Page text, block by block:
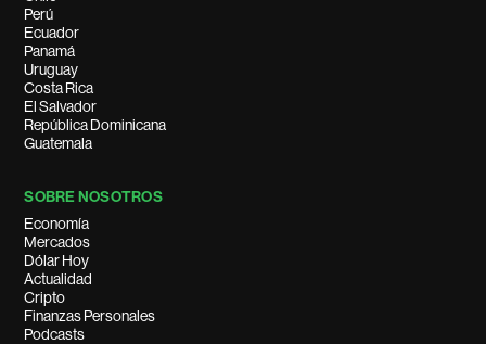
Perú
Ecuador
Panamá
Uruguay
Costa Rica
El Salvador
República Dominicana
Guatemala
SOBRE NOSOTROS
Economía
Mercados
Dólar Hoy
Actualidad
Cripto
Finanzas Personales
Podcasts